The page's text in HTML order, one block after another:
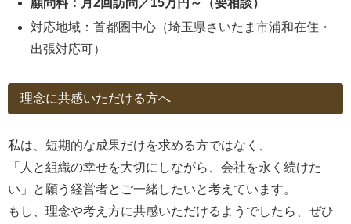
対応地域：首都圏中心（埼玉県さいたま市浦和在住・
出張対応可）
理念に共感いただける方へ
私は、短期的な成果だけを求める方ではなく、
「人と組織の幸せを大切にしながら、会社を永く続けた
い」と願う経営者とご一緒したいと考えています。
もし、理念や考え方に共感いただけるようでしたら、ぜひ